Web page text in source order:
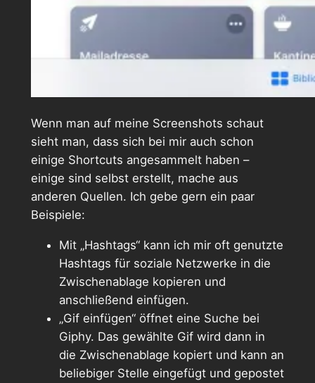
Wenn man auf meine Screenshots schaut
sieht man, dass sich bei mir auch schon
einige Shortcuts angesammelt haben –
einige sind selbst erstellt, mache aus
anderen Quellen. Ich gebe gern ein paar
Beispiele:
Mit „Hashtags“ kann ich mir oft genutzte
Hashtags für soziale Netzwerke in die
Zwischenablage kopieren und
anschließend einfügen.
„Gif einfügen“ öffnet eine Suche bei
Giphy. Das gewählte Gif wird dann in
die Zwischenablage kopiert und kann an
beliebiger Stelle eingefügt und gepostet